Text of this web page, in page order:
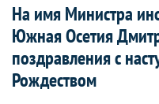
На имя Министра
Южная Осетия
поздравления с
Рождеством